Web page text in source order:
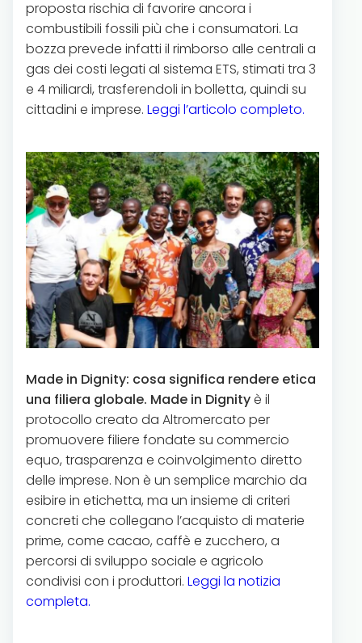
proposta rischia di favorire ancora i
combustibili fossili più che i consumatori. La
bozza prevede infatti il rimborso alle centrali a
gas dei costi legati al sistema ETS, stimati tra 3
e 4 miliardi, trasferendoli in bolletta, quindi su
cittadini e imprese. Leggi l’articolo completo.
Made in Dignity: cosa significa rendere etica
una filiera globale. Made in Dignityè il
protocollo creato da Altromercato per
promuovere filiere fondate su commercio
equo, trasparenza e coinvolgimento diretto
delle imprese. Non è un semplice marchio da
esibire in etichetta, ma un insieme di criteri
concreti che collegano l’acquisto di materie
prime, come cacao, caffè e zucchero, a
percorsi di sviluppo sociale e agricolo
condivisi con i produttori. Leggi la notizia
completa.